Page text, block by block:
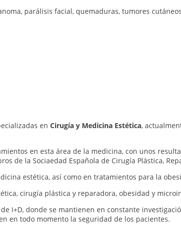
, parálisis facial, quemaduras, tumores cutáneos
en Cirugía y Medicina Estética,
en esta área de la medicina, con unos
de la Sociaedad Española de Cirugía Plástica,
estética, así como en tratamientos para la
cirugía plástica y reparadora, obesidad y
I+D, donde se mantienen en constante
en todo momento la seguridad de los pacientes.